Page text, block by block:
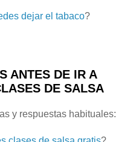
dejar el tabaco?
ANTES DE IR A
DE SALSA
y respuestas habituales: